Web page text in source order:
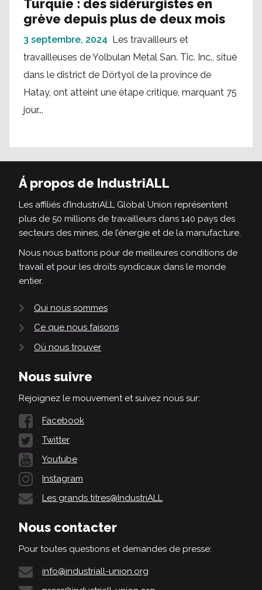
Turquie : des sidérurgistes en
grève depuis plus de deux mois
3 septembre, 2024
Les travailleurs et
travailleuses de Yolbulan Metal San. Tic. Inc., situé
dans le district de Dörtyol de la province de
Hatay, ont atteint une étape critique, marquant 75
jour...
Á propos de IndustriALL
Les affiliés d’IndustriALL Global Union représentent
plus de 50 millions de travailleurs dans 140 pays des
secteurs des mines, de l’énergie et de la manufacture.
Nous nous battons pour de meilleures conditions de
travail et pour les droits syndicaux dans le monde
entier.
Qui nous sommes
Ce que nous faisons
Où nous trouver
Nous suivre
Rejoignez le mouvement et suivez nous sur:
Facebook
Twitter
Youtube
Instagram
Les grands titres@IndustriALL
Nous contacter
Pour toutes questions et demandes de presse:
info@industriall-union.org